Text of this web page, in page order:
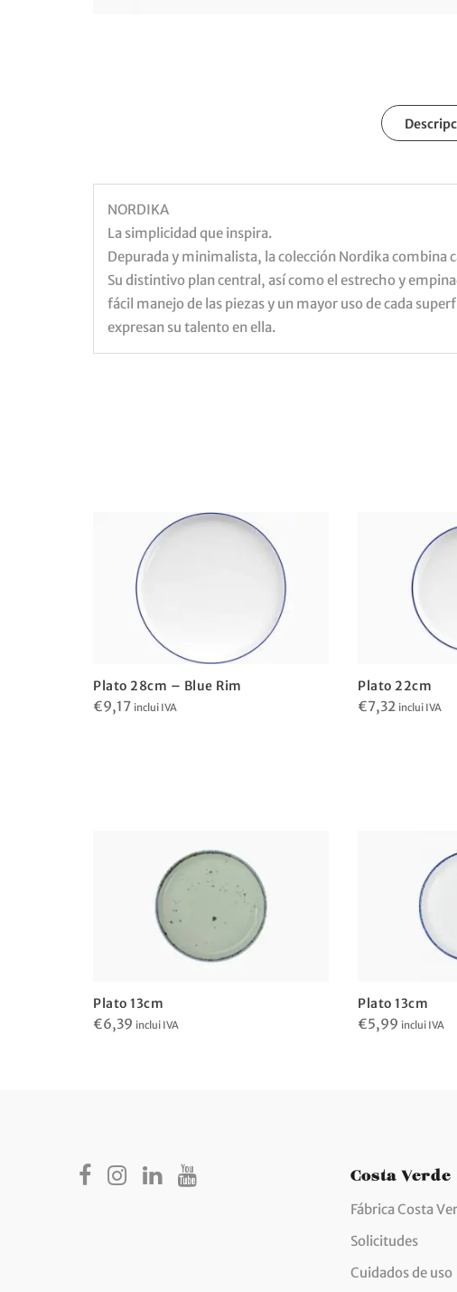
NORDIKA
La simplicidad que inspira.
Depurada y minimalista, la colección Nordika combina
Su distintivo plan central, así como el estrecho y
fácil manejo de las piezas y un mayor uso de cada
expresan su talento en ella.
Plato 28cm – Blue Rim
€9,17 inclui IVA
Plato 22cm
€7,32 inclui IVA
Plato 13cm
€6,39 inclui IVA
Plato 13cm
€5,99 inclui IVA
Costa Verde
Fábrica Costa
Solicitudes
Cuidados de uso